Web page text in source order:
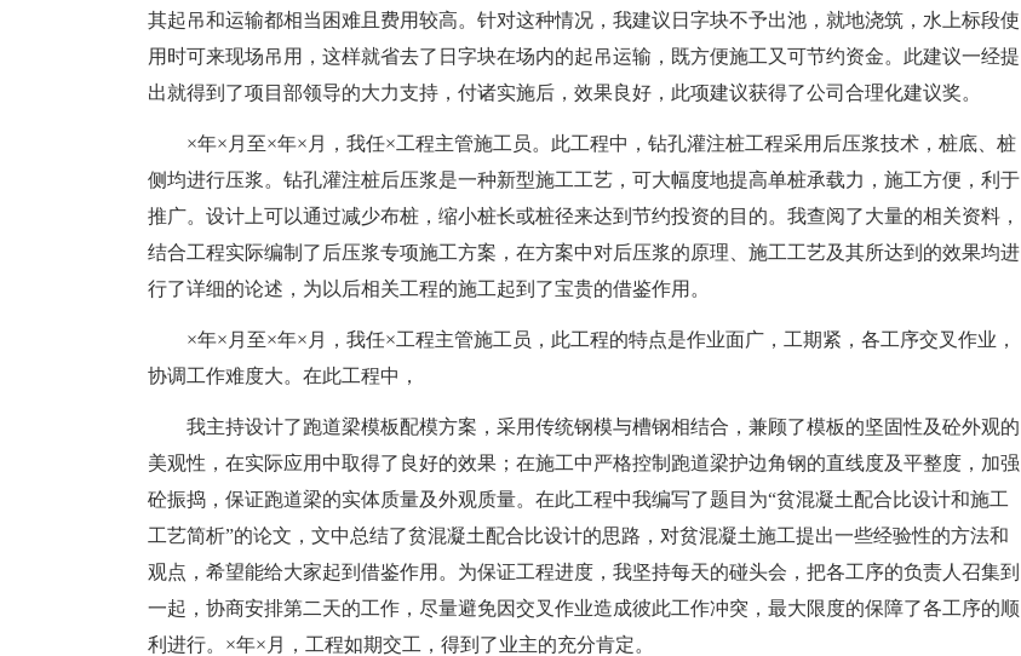
其起吊和运输都相当困难且费用较高。针对这种情况，我建议日字块不予出池，就地浇筑，水上标段使
用时可来现场吊用，这样就省去了日字块在场内的起吊运输，既方便施工又可节约资金。此建议一经提
出就得到了项目部领导的大力支持，付诸实施后，效果良好，此项建议获得了公司合理化建议奖。
×年×月至×年×月，我任×工程主管施工员。此工程中，钻孔灌注桩工程采用后压浆技术，桩底、桩
侧均进行压浆。钻孔灌注桩后压浆是一种新型施工工艺，可大幅度地提高单桩承载力，施工方便，利于
推广。设计上可以通过减少布桩，缩小桩长或桩径来达到节约投资的目的。我查阅了大量的相关资料，
结合工程实际编制了后压浆专项施工方案，在方案中对后压浆的原理、施工工艺及其所达到的效果均进
行了详细的论述，为以后相关工程的施工起到了宝贵的借鉴作用。
×年×月至×年×月，我任×工程主管施工员，此工程的特点是作业面广，工期紧，各工序交叉作业，
协调工作难度大。在此工程中，
我主持设计了跑道梁模板配模方案，采用传统钢模与槽钢相结合，兼顾了模板的坚固性及砼外观的
美观性，在实际应用中取得了良好的效果；在施工中严格控制跑道梁护边角钢的直线度及平整度，加强
砼振捣，保证跑道梁的实体质量及外观质量。在此工程中我编写了题目为“贫混凝土配合比设计和施工
工艺简析”的论文，文中总结了贫混凝土配合比设计的思路，对贫混凝土施工提出一些经验性的方法和
观点，希望能给大家起到借鉴作用。为保证工程进度，我坚持每天的碰头会，把各工序的负责人召集到
一起，协商安排第二天的工作，尽量避免因交叉作业造成彼此工作冲突，最大限度的保障了各工序的顺
利进行。×年×月，工程如期交工，得到了业主的充分肯定。